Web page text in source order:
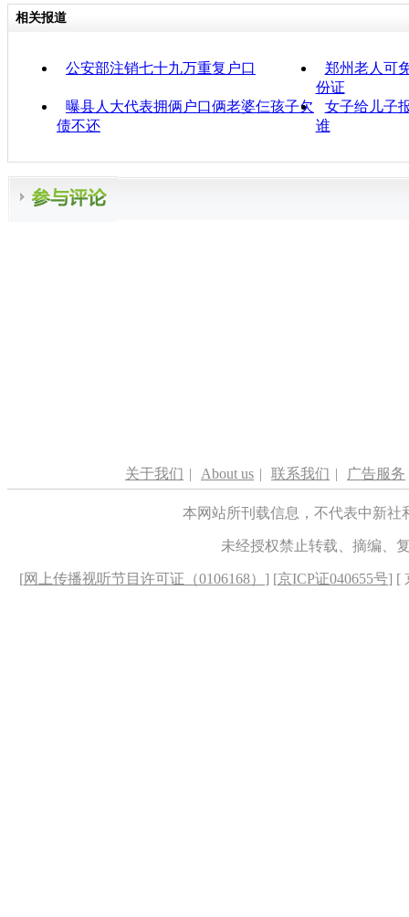
相关报道
公安部注销七十九万重复户口
郑州老人可
份证
曝县人大代表拥俩户口俩老婆仨孩子欠
债不还
女子给儿子
谁
关于我们 | About us | 联系我们 | 广告服务
本网站所刊载信息，不代表中新
未经授权禁止转载、摘编、
[网上传播视听节目许可证（0106168） ] [京ICP证040655号] [